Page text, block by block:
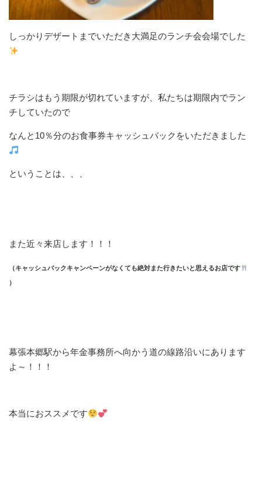
しっかりデザートまでいただき大満足のランチ会会場でした
チラシはもう期限が切れていますが、私たちは期限内でラン
チしていたので
なんと10％分のお食事券キャッシュバックをいただきました
ということは、、、
また近々来店します！！！
（キャッシュバックキャンペーンがなくても絶対また行きたいと思えるお店です
）
幕張本郷駅から年金事務所へ向かう道の線路沿いにあります
よ～！！！
本当におススメです